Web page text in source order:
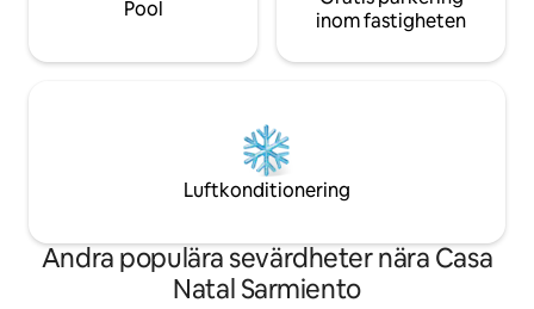
Pool
inom fastigheten
Luftkonditionering
Andra populära sevärdheter nära Casa
Natal Sarmiento